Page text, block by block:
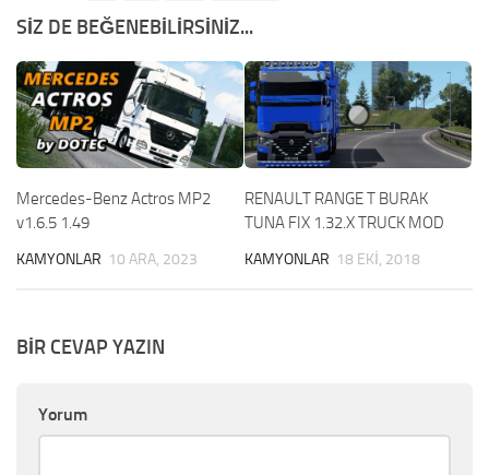
SIZ DE BEĞENEBILIRSINIZ...
Mercedes-Benz Actros MP2
v1.6.5 1.49
KAMYONLAR 10 ARA, 2023
RENAULT RANGE T BURAK
TUNA FIX 1.32.X TRUCK MOD
KAMYONLAR 18 EKI, 2018
BIR CEVAP YAZIN
Yorum